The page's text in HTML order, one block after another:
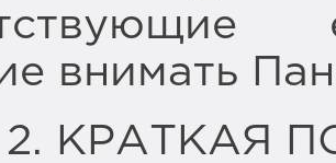
внимать
2. КРАТКАЯ